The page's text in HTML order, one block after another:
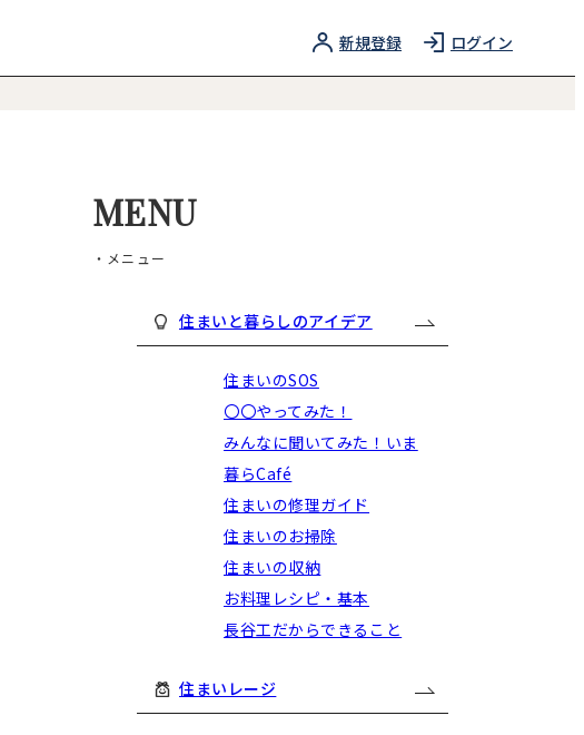
新規登録 ログイン
MENU
・メニュー
住まいと暮らしのアイデア
住まいのSOS
〇〇やってみた！
みんなに聞いてみた！いま
暮らCafé
住まいの修理ガイド
住まいのお掃除
住まいの収納
お料理レシピ・基本
長谷工だからできること
住まいレージ